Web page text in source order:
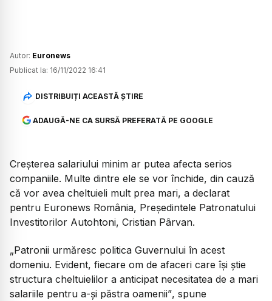
Autor: Euronews
Publicat la: 16/11/2022 16:41
DISTRIBUIȚI ACEASTĂ ȘTIRE
ADAUGĂ-NE CA SURSĂ PREFERATĂ PE GOOGLE
Creșterea salariului minim ar putea afecta serios
companiile. Multe dintre ele se vor închide, din cauză
că vor avea cheltuieli mult prea mari, a declarat
pentru Euronews România, Președintele Patronatului
Investitorilor Autohtoni, Cristian Pârvan.
„Patronii urmăresc politica Guvernului în acest
domeniu. Evident, fiecare om de afaceri care își știe
structura cheltuielilor a anticipat necesitatea de a mari
salariile pentru a-și păstra oamenii”, spune